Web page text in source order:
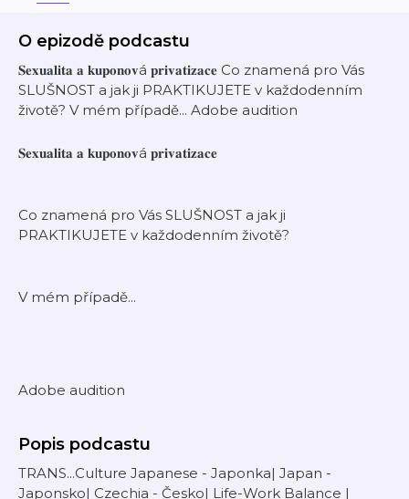
O epizodě podcastu
𝐒𝐞𝐱𝐮𝐚𝐥𝐢𝐭𝐚 𝐚 𝐤𝐮𝐩𝐨𝐧𝐨𝐯á 𝐩𝐫𝐢𝐯𝐚𝐭𝐢𝐳𝐚𝐜𝐞 Co znamená pro Vás
SLUŠNOST a jak ji PRAKTIKUJETE v každodenním
životě? V mém případě... Adobe audition
𝐒𝐞𝐱𝐮𝐚𝐥𝐢𝐭𝐚 𝐚 𝐤𝐮𝐩𝐨𝐧𝐨𝐯á 𝐩𝐫𝐢𝐯𝐚𝐭𝐢𝐳𝐚𝐜𝐞
Co znamená pro Vás SLUŠNOST a jak ji
PRAKTIKUJETE v každodenním životě?
V mém případě...
Adobe audition
Popis podcastu
TRANS...Culture Japanese - Japonka| Japan -
Japonsko| Czechia - Česko| Life-Work Balance |